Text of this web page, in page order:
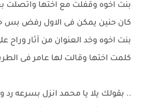
بنت اخوه وقفلت مع اختها واتصلت
كان حنين يمكن فى الاول رفض بس
بنت اخوه وخد العنوان من آثار وراح
كلمت اختها وقالت لها عامر فى
.. بقولك يلا يا محمد انزل بسرعه رد